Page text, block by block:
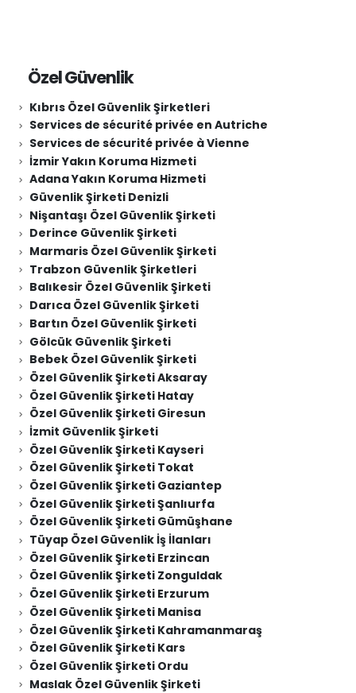
Özel Güvenlik
Kıbrıs Özel Güvenlik Şirketleri
Services de sécurité privée en Autriche
Services de sécurité privée à Vienne
İzmir Yakın Koruma Hizmeti
Adana Yakın Koruma Hizmeti
Güvenlik Şirketi Denizli
Nişantaşı Özel Güvenlik Şirketi
Derince Güvenlik Şirketi
Marmaris Özel Güvenlik Şirketi
Trabzon Güvenlik Şirketleri
Balıkesir Özel Güvenlik Şirketi
Darıca Özel Güvenlik Şirketi
Bartın Özel Güvenlik Şirketi
Gölcük Güvenlik Şirketi
Bebek Özel Güvenlik Şirketi
Özel Güvenlik Şirketi Aksaray
Özel Güvenlik Şirketi Hatay
Özel Güvenlik Şirketi Giresun
İzmit Güvenlik Şirketi
Özel Güvenlik Şirketi Kayseri
Özel Güvenlik Şirketi Tokat
Özel Güvenlik Şirketi Gaziantep
Özel Güvenlik Şirketi Şanlıurfa
Özel Güvenlik Şirketi Gümüşhane
Tüyap Özel Güvenlik İş İlanları
Özel Güvenlik Şirketi Erzincan
Özel Güvenlik Şirketi Zonguldak
Özel Güvenlik Şirketi Erzurum
Özel Güvenlik Şirketi Manisa
Özel Güvenlik Şirketi Kahramanmaraş
Özel Güvenlik Şirketi Kars
Özel Güvenlik Şirketi Ordu
Maslak Özel Güvenlik Şirketi